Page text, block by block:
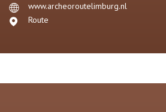
www.archeoroutelimburg.nl
Route